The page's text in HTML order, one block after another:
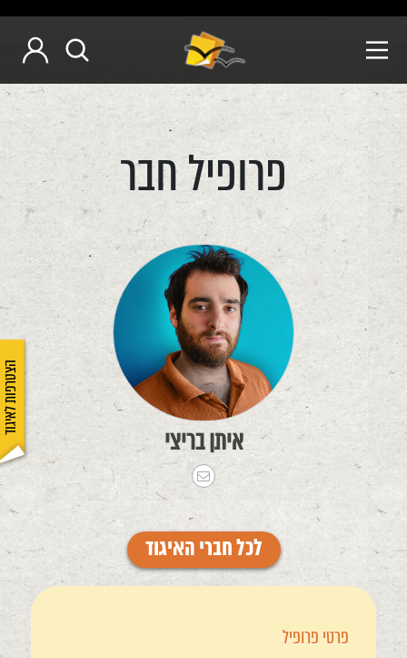
הצטרפות לאיגוד
פרופיל חבר
איתן בריצי
לכל חברי האיגוד
פרטי פרופיל